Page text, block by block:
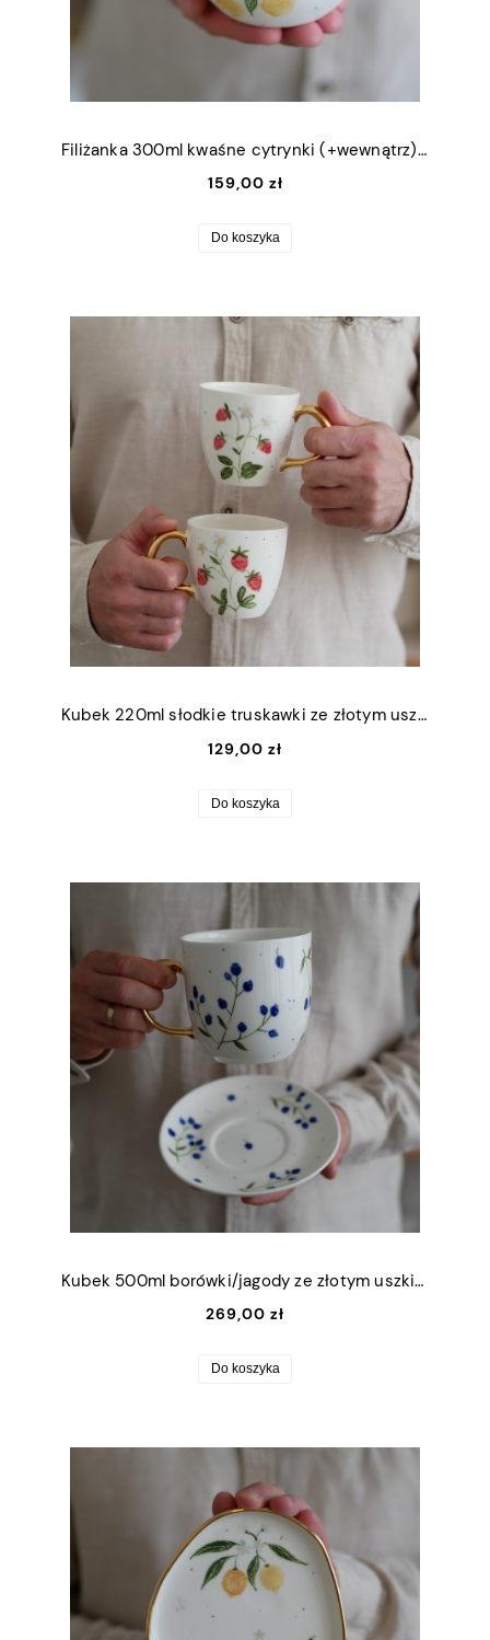
Filiżanka 300ml kwaśne cytrynki (+wewnątrz) ze złotym uszkiem
159,00 zł
Do koszyka
Kubek 220ml słodkie truskawki ze złotym uszkiem
129,00 zł
Do koszyka
Kubek 500ml borówki/jagody ze złotym uszkiem + talerzyk 15cm
269,00 zł
Do koszyka